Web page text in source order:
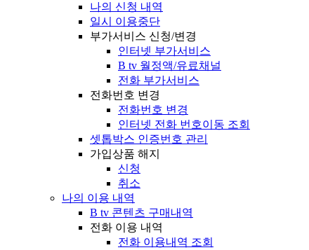
나의 신청 내역
일시 이용중단
부가서비스 신청/변경
인터넷 부가서비스
B tv 월정액/유료채널
전화 부가서비스
전화번호 변경
전화번호 변경
인터넷 전화 번호이동 조회
셋톱박스 인증번호 관리
가입상품 해지
신청
취소
나의 이용 내역
B tv 콘텐츠 구매내역
전화 이용 내역
전화 이용내역 조회